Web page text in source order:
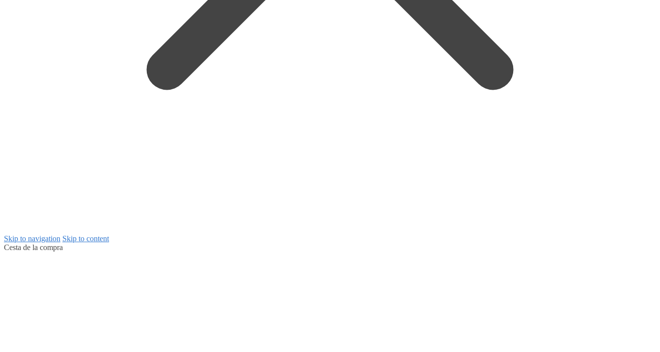
Skip to navigation Skip to content
Cesta de la compra